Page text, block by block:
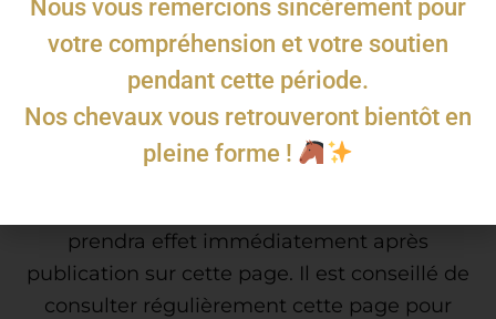
tenu responsable du contenu, des produits ou
des services proposés sur ces sites.
8. Modifications des CGU
prendra effet immédiatement après
publication sur cette page. Il est conseillé de
consulter régulièrement cette page pour
Nous vous remercions sincèrement pour
votre compréhension et votre soutien
pendant cette période.
Nos chevaux vous retrouveront bientôt en
pleine forme !